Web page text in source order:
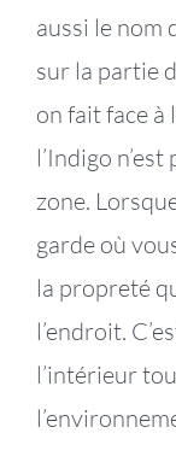
aussi le nom
sur la partie
on fait face à
l’Indigo
zone.
garde où
la propreté
l’endroit.
l’intérieur